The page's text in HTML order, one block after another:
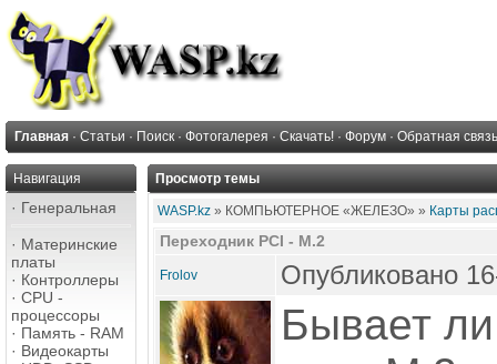
Главная · Статьи · Поиск · Фотогалерея · Скачать! · Форум · Обратная связь
Навигация
· Генеральная
· Материнские
платы
· Контроллеры
· CPU -
процессоры
· Память - RAM
· Видеокарты
Просмотр темы
WASP.kz » КОМПЬЮТЕРНОЕ «ЖЕЛЕЗО» » Карты
Переходник PCI - M.2
Frolov Опубликовано
Бывает